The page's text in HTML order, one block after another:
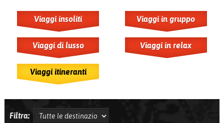
Viaggi insoliti Viaggi in gruppo
Viaggi di lusso Viaggi in relax
Viaggi itineranti
Filtra: